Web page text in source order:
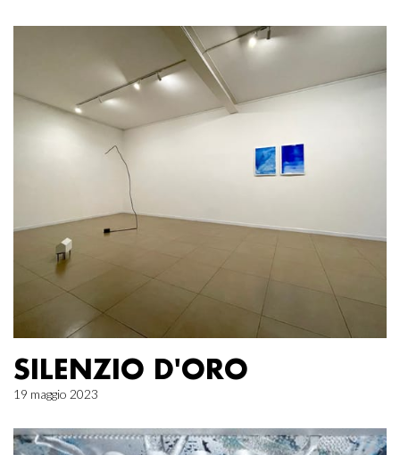
SILENZIO D'ORO
19 maggio 2023